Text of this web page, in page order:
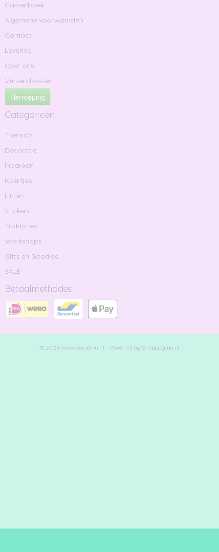
Gastenboek
Algemene voorwaarden
Contact
Levering
Over ons
Verzendkosten
Herroeping
Categorieën
Thema's
Decoratie
Inpakken
Kaartjes
Linten
Stickers
Traktaties
Workshops
Gifts en Goodies
SALE
Betaalmethodes
© 2026 www.pakjeinn.nl - Powered by Shoppagina.nl